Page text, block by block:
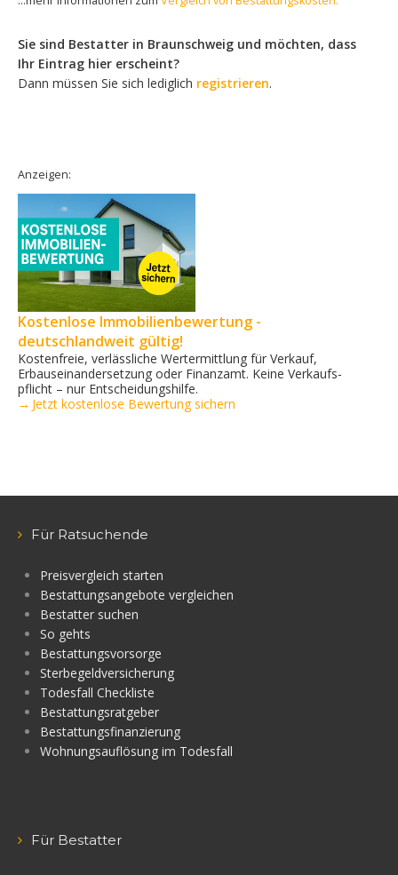
Sie sind Bestatter in Braunschweig und möchten, dass
Ihr Eintrag hier erscheint?
Dann müssen Sie sich lediglich registrieren.
Anzeigen:
Kostenlose Immobilienbewertung -
deutschlandweit gültig!
Kostenfreie, verlässliche Wertermittlung für Verkauf,
Erbauseinandersetzung oder Finanzamt. Keine Verkaufs­
pflicht – nur Entscheidungshilfe.
→ Jetzt kostenlose Bewertung sichern
Für Ratsuchende
Preisvergleich starten
Bestattungsangebote vergleichen
Bestatter suchen
So gehts
Bestattungsvorsorge
Sterbegeldversicherung
Todesfall Checkliste
Bestattungsratgeber
Bestattungsfinanzierung
Wohnungsauflösung im Todesfall
Für Bestatter